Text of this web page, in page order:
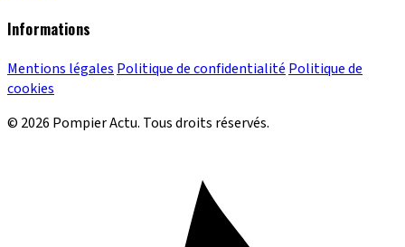
Informations
Mentions légales Politique de confidentialité Politique de
cookies
© 2026 Pompier Actu. Tous droits réservés.